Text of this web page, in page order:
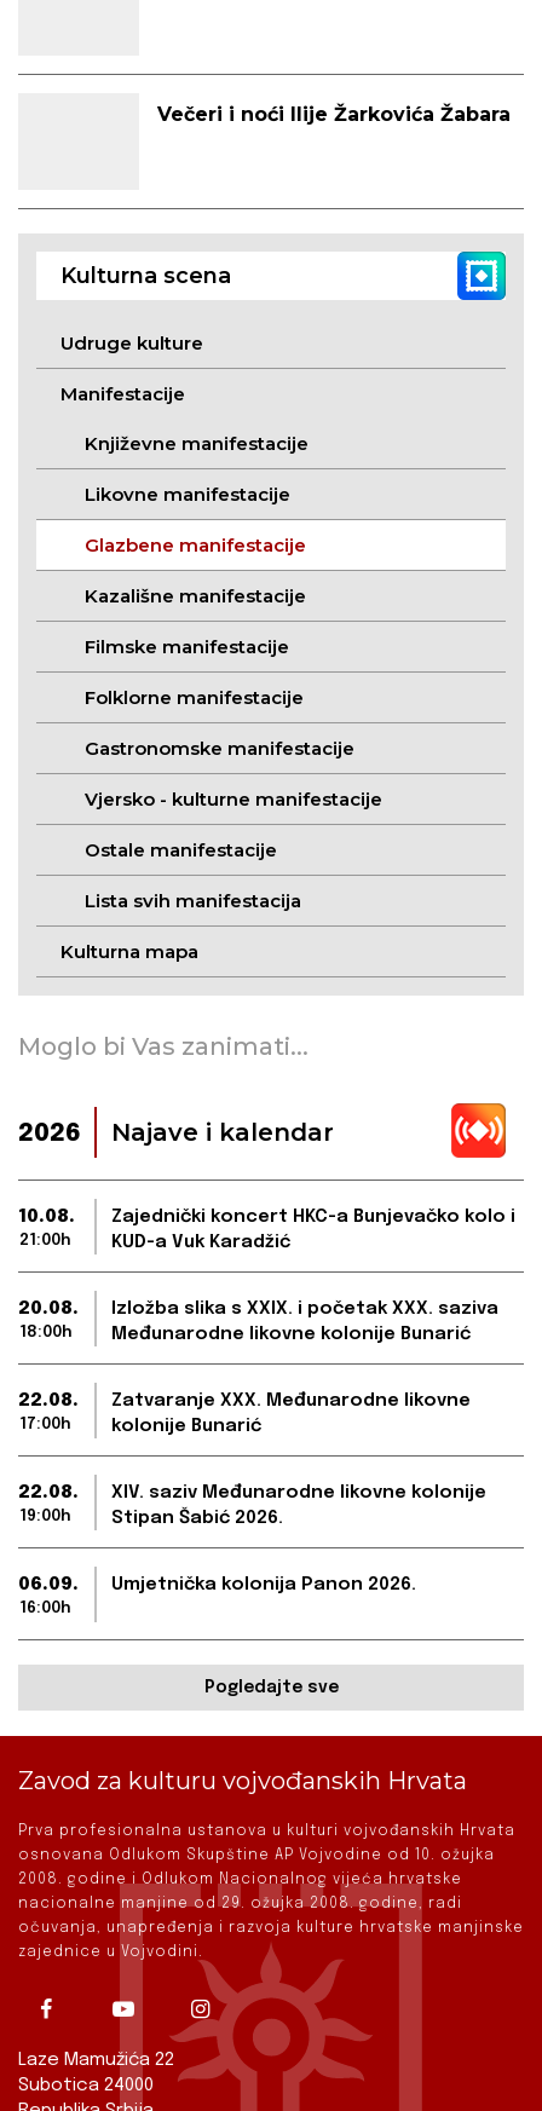
Večeri i noći Ilije Žarkovića Žabara
Kulturna scena
Udruge kulture
Manifestacije
Književne manifestacije
Likovne manifestacije
Glazbene manifestacije
Kazališne manifestacije
Filmske manifestacije
Folklorne manifestacije
Gastronomske manifestacije
Vjersko - kulturne manifestacije
Ostale manifestacije
Lista svih manifestacija
Kulturna mapa
Moglo bi Vas zanimati...
2026 Najave i kalendar
10.08.
21:00h
Zajednički koncert HKC-a Bunjevačko kolo i
KUD-a Vuk Karadžić
20.08.
18:00h
Izložba slika s XXIX. i početak XXX. saziva
Međunarodne likovne kolonije Bunarić
22.08.
17:00h
Zatvaranje XXX. Međunarodne likovne
kolonije Bunarić
22.08.
19:00h
XIV. saziv Međunarodne likovne kolonije
Stipan Šabić 2026.
06.09.
16:00h
Umjetnička kolonija Panon 2026.
Pogledajte sve
Zavod za kulturu vojvođanskih Hrvata
Prva profesionalna ustanova u kulturi vojvođanskih Hrvata
osnovana Odlukom Skupštine AP Vojvodine od 10. ožujka
2008. godine i Odlukom Nacionalnog vijeća hrvatske
nacionalne manjine od 29. ožujka 2008. godine, radi
očuvanja, unapređenja i razvoja kulture hrvatske manjinske
zajednice u Vojvodini.
Laze Mamužića 22
Subotica 24000